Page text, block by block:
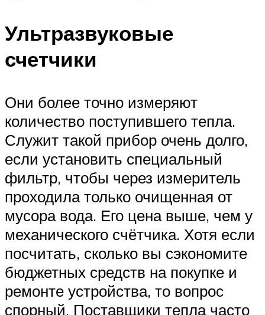
Ультразвуковые
счетчики
Они более точно измеряют
количество поступившего тепла.
Служит такой прибор очень долго,
если установить специальный
фильтр, чтобы через измеритель
проходила только очищенная от
мусора вода. Его цена выше, чем у
механического счётчика. Хотя если
посчитать, сколько вы сэкономите
бюджетных средств на покупке и
ремонте устройства, то вопрос
спорный. Поставщики тепла часто